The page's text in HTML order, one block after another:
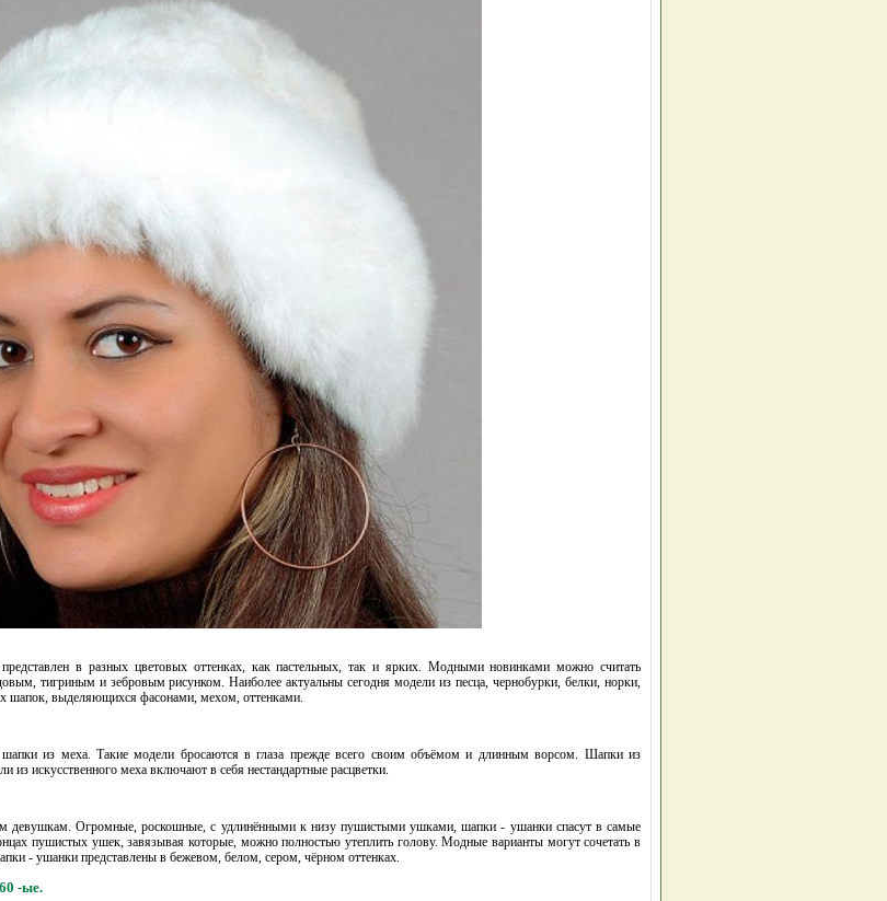
в разных цветовых оттенках, как пастельных, так и ярких. Модными новинками можно считать
тигриным и зебровым рисунком. Наиболее актуальны сегодня модели из песца, чернобурки, белки, норки,
шапок, выделяющихся фасонами, мехом, оттенками.
из меха. Такие модели бросаются в глаза прежде всего своим объёмом и длинным ворсом. Шапки из
из искусственного меха включают в себя нестандартные расцветки.
девушкам. Огромные, роскошные, с удлинёнными к низу пушистыми ушками, шапки - ушанки спасут в самые
пушистых ушек, завязывая которые, можно полностью утеплить голову. Модные варианты могут сочетать в
- ушанки представлены в бежевом, белом, сером, чёрном оттенках.
-ые.